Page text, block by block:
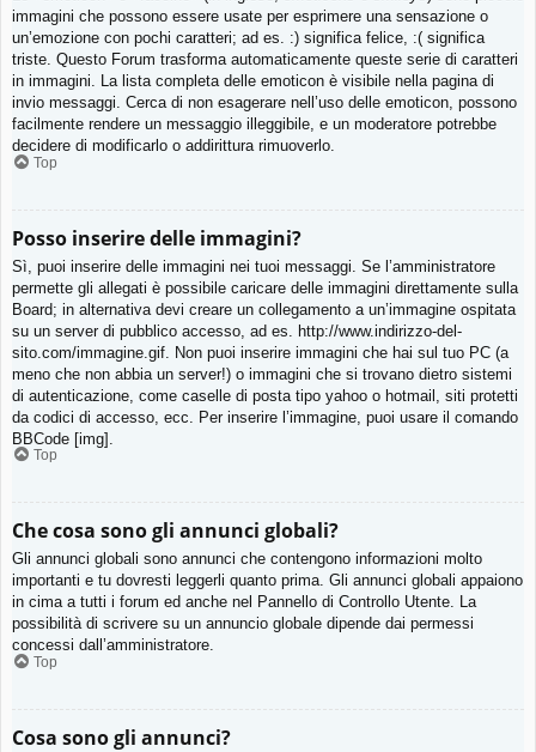
immagini che possono essere usate per esprimere una sensazione o
un’emozione con pochi caratteri; ad es. :) significa felice, :( significa
triste. Questo Forum trasforma automaticamente queste serie di caratteri
in immagini. La lista completa delle emoticon è visibile nella pagina di
invio messaggi. Cerca di non esagerare nell’uso delle emoticon, possono
facilmente rendere un messaggio illeggibile, e un moderatore potrebbe
decidere di modificarlo o addirittura rimuoverlo.
Top
Posso inserire delle immagini?
Sì, puoi inserire delle immagini nei tuoi messaggi. Se l’amministratore
permette gli allegati è possibile caricare delle immagini direttamente sulla
Board; in alternativa devi creare un collegamento a un’immagine ospitata
su un server di pubblico accesso, ad es. http://www.indirizzo-del-
sito.com/immagine.gif. Non puoi inserire immagini che hai sul tuo PC (a
meno che non abbia un server!) o immagini che si trovano dietro sistemi
di autenticazione, come caselle di posta tipo yahoo o hotmail, siti protetti
da codici di accesso, ecc. Per inserire l’immagine, puoi usare il comando
BBCode [img].
Top
Che cosa sono gli annunci globali?
Gli annunci globali sono annunci che contengono informazioni molto
importanti e tu dovresti leggerli quanto prima. Gli annunci globali appaiono
in cima a tutti i forum ed anche nel Pannello di Controllo Utente. La
possibilità di scrivere su un annuncio globale dipende dai permessi
concessi dall’amministratore.
Top
Cosa sono gli annunci?